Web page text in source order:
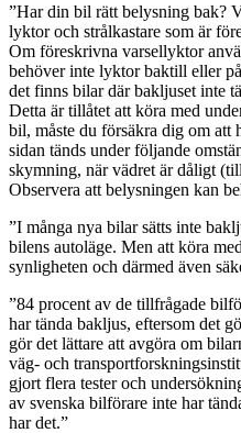
”Har din bil rätt belysning bak?
lyktor och strålkastare som är
Om föreskrivna varsellyktor
behöver inte lyktor baktill eller
det finns bilar där bakljuset inte
Detta är tillåtet att köra med
bil, måste du försäkra dig om
sidan tänds under följande
skymning, när vädret är dåligt
Observera att belysningen kan
”I många nya bilar sätts inte
bilens autoläge. Men att köra
synligheten och därmed även
”84 procent av de tillfrågade
har tända bakljus, eftersom det
gör det lättare att avgöra om
väg- och
gjort flera tester och
av svenska bilförare inte har
har det.”